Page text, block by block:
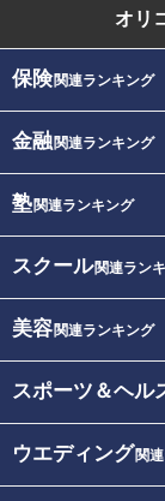
オリ
保険関連ランキング
金融関連ランキング
塾関連ランキング
スクール関連ラン
美容関連ランキング
スポーツ＆ヘル
ウエディング関